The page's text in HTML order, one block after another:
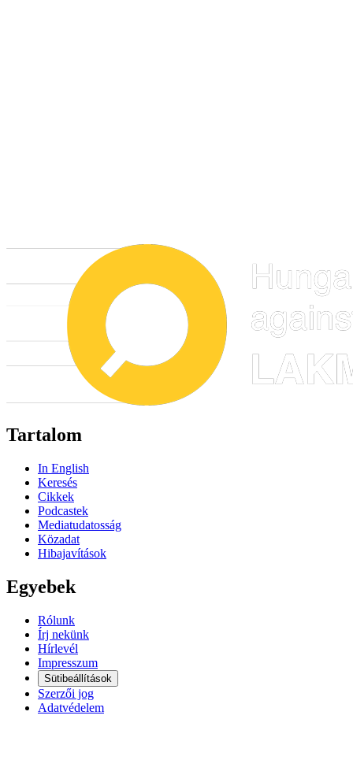
Tartalom
In English
Keresés
Cikkek
Podcastek
Mediatudatosság
Közadat
Hibajavítások
Egyebek
Rólunk
Írj nekünk
Hírlevél
Impresszum
Sütibeállítások
Szerzői jog
Adatvédelem